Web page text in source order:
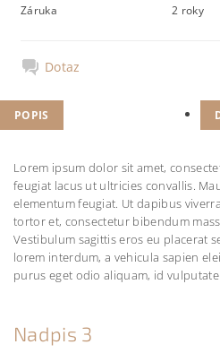
Záruka 2 roky
Dotaz
POPIS
Lorem ipsum dolor sit amet,
feugiat lacus ut ultricies convallis.
elementum feugiat. Ut dapibus
tortor et, consectetur bibendum
Vestibulum sagittis eros eu placerat
lorem interdum, a vehicula sapien
purus eget odio aliquam, id vulputate
Nadpis 3